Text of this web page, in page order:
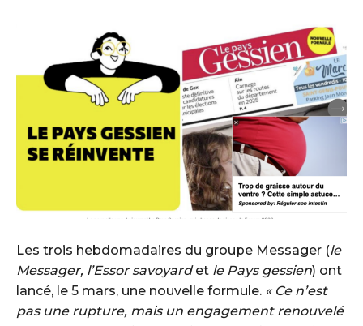
Les trois hebdomadaires du groupe Messager (le
Messager, l’Essor savoyardet le Pays gessien) ont
lancé, le 5 mars, une nouvelle formule. « Ce n’est
pas une rupture, mais un engagement renouvelé